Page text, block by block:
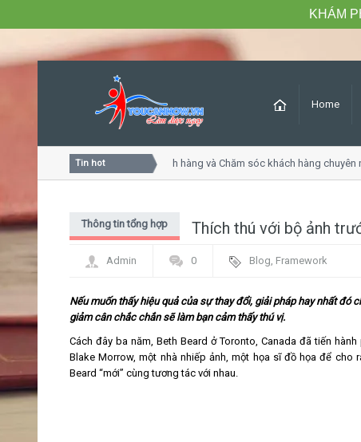
Home
Tin hot
Khóa học Tư duy dịch vụ khách hàng và Chăm sóc khách hàng chuyên
Thích thú với bộ ảnh
Thông tin tổng hợp
Admin 0 Blog, Framework
Nếu muốn thấy hiệu quả của sự thay đổi, giải pháp hay nhất
giảm cân chắc chắn sẽ làm bạn cảm thấy thú vị.
Cách đây ba năm, Beth Beard ở Toronto, Canada đã tiến
Blake Morrow, một nhà nhiếp ảnh, một họa sĩ đồ họa để cho
Beard “mới” cùng tương tác với nhau.
KHÁM